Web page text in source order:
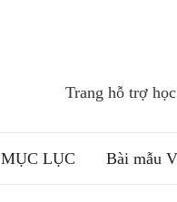
Trang hỗ trợ
MỤC LỤC Bài mẫu